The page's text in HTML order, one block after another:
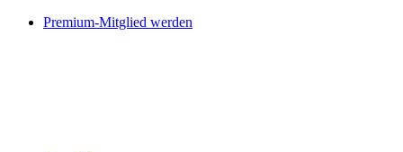
Premium-Mitglied werden